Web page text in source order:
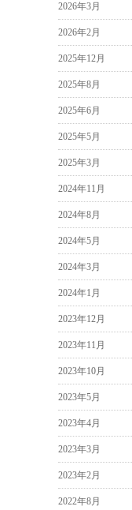
2026年3月
2026年2月
2025年12月
2025年8月
2025年6月
2025年5月
2025年3月
2024年11月
2024年8月
2024年5月
2024年3月
2024年1月
2023年12月
2023年11月
2023年10月
2023年5月
2023年4月
2023年3月
2023年2月
2022年8月